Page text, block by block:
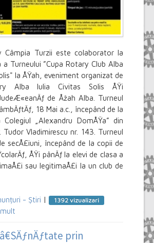
Câmpia Turzii este colaborator la
Turneului ”Cupa Rotary Club Alba
la ÅŸah, eveniment organizat de
Alba Iulia Civitas Solis ÅŸi
de Åžah Alba. Turneul
18 Mai a.c., începând de la
„Alexandru DomÅŸa” din
Tudor Vladimirescu nr. 143. Turneul
secÅ£iuni, începând de la copii de
ÅŸi pânÄƒ la elevi de clasa a
sau legitimaÅ£i la un club de
- Știri | 1392 vizualizari
prin